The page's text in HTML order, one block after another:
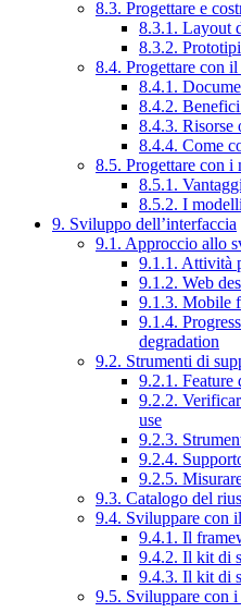
8.3. Progettare e
8.3.1. Layout
8.3.2.
8.4. Progettare con
8.4.1.
8.4.2.
8.4.3. Risorse
8.4.4. Come
8.5. Progettare con
8.5.1.
8.5.2. I
9. Sviluppo dell’interfaccia
9.1. Approccio allo
9.1.1. Attività
9.1.2. Web
9.1.3. Mobile
9.1.4.
degradation
9.2. Strumenti di
9.2.1. Feature
9.2.2.
use
9.2.3.
9.2.4.
9.2.5.
9.3. Catalogo del
9.4. Sviluppare con
9.4.1. Il
9.4.2. Il kit di
9.4.3. Il kit di
9.5. Sviluppare con